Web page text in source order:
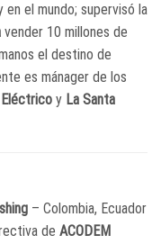
en el mundo; supervisó la
vender 10 millones de
el destino de
es mánager de los
Eléctrico y La Santa
– Colombia, Ecuador
de ACODEM